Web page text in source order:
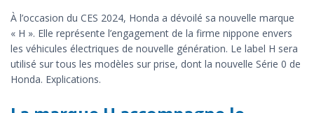
À l’occasion du CES 2024, Honda a dévoilé sa nouvelle marque
« H ». Elle représente l’engagement de la firme nippone envers
les véhicules électriques de nouvelle génération. Le label H sera
utilisé sur tous les modèles sur prise, dont la nouvelle Série 0 de
Honda. Explications.